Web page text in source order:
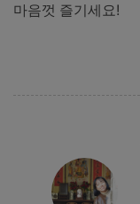
마음껏 즐기세요!